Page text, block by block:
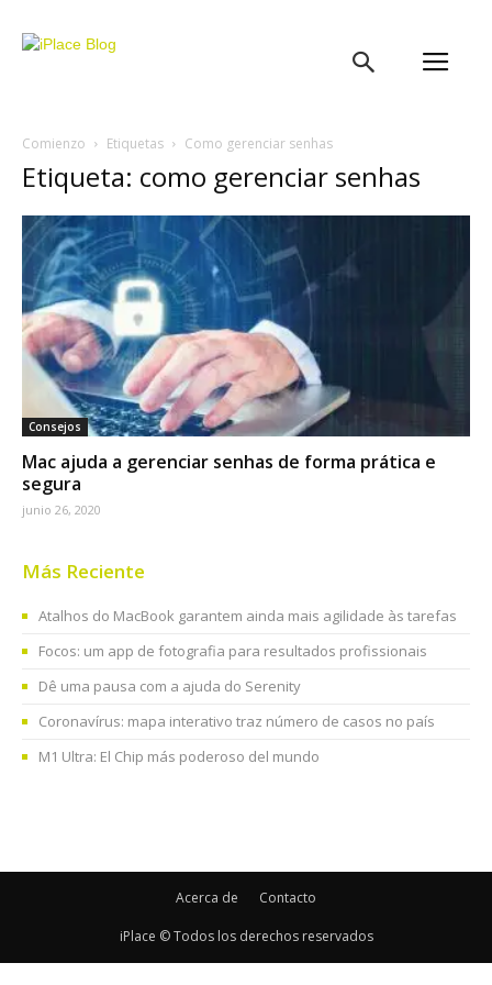
Comienzo Etiquetas Como gerenciar senhas
Etiqueta: como gerenciar senhas
Consejos
Mac ajuda a gerenciar senhas de forma prática e
segura
junio 26, 2020
Más Reciente
Atalhos do MacBook garantem ainda mais agilidade às tarefas
Focos: um app de fotografia para resultados profissionais
Dê uma pausa com a ajuda do Serenity
Coronavírus: mapa interativo traz número de casos no país
M1 Ultra: El Chip más poderoso del mundo
Acerca de Contacto
iPlace © Todos los derechos reservados